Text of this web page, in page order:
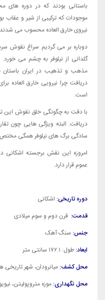
باستانی بودند که در دوره های
موجودات که ترکیبی از شیر و عقاب
نیروی خارق العاده محسوب می
دوباره بر می گردیم سراغ نقوش
گلدانی از نیلوفر به چشم می خورد.
مذهب و تذهیب در ایران باستان
دریافت چرا نیرویی خارق العاده
است.
با دقت به چگونگی خلق نقوش این
دریافت. البته ویژگی هایی چون
سادگی برگ های نیلوفر همگی
امروزه این نقش برجسته اشکانی
عموم قرار دارد.
دوره تاریخی: اشکانی
قدمت: قرن دوم و سوم میلادی
جنس: سنگ آهک
ابعاد: طول: ۱۷۲.۱ سانتی متر
محل کشف:میانرودان، شهر تاریخی
محل نگهداری: موزه متروپولیتن،